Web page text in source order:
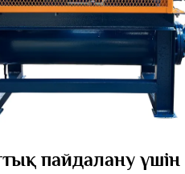
пайдалану үшін